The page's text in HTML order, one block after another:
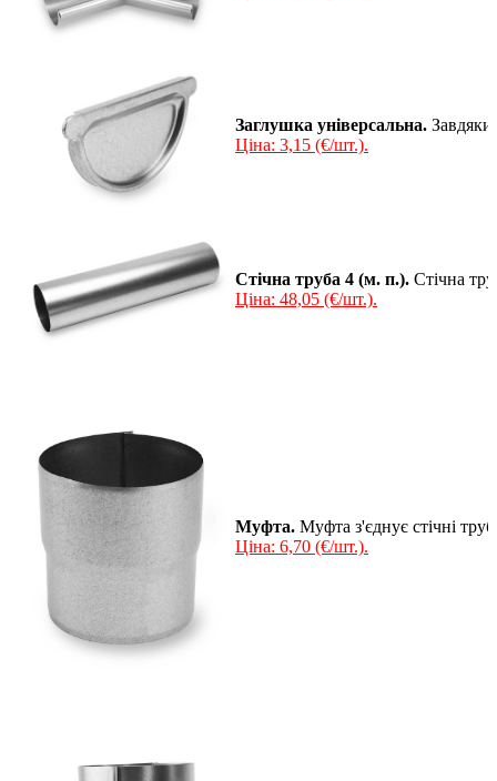
Заглушка універсальна.
Ціна: 3,15 (€/шт.).
Стічна труба 4 (м. п.). Стічна
Ціна: 48,05 (€/шт.).
Муфта. Муфта з'єднує стічні
Ціна: 6,70 (€/шт.).